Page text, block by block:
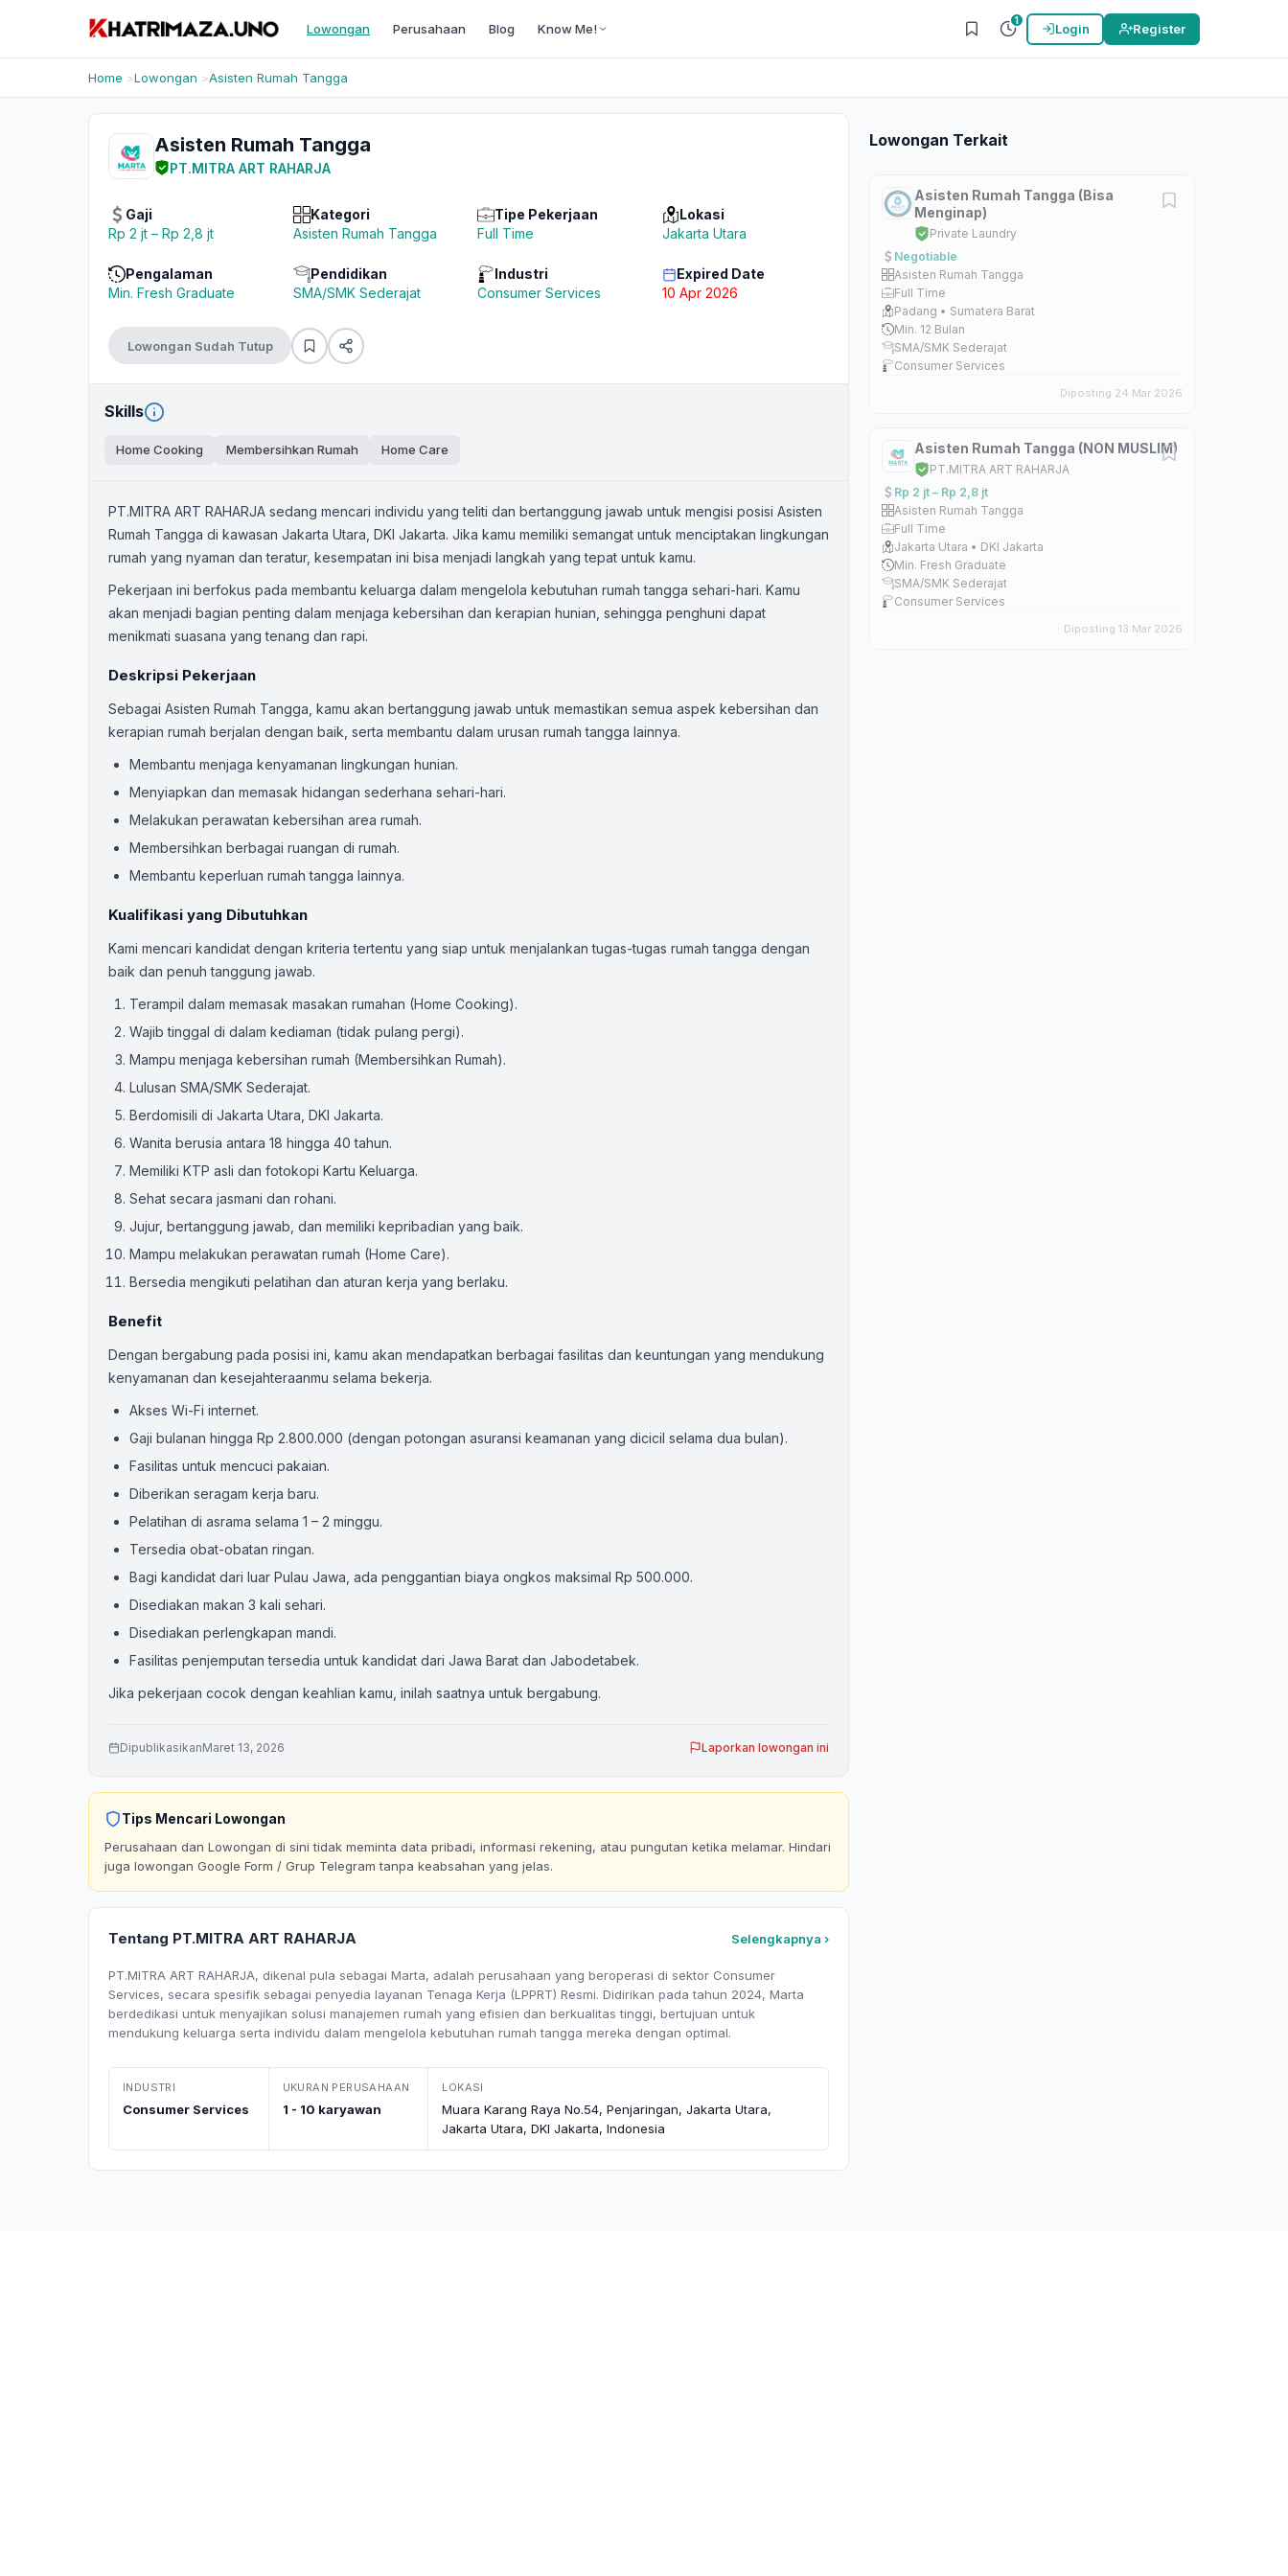
Lowongan Perusahaan Blog Know Me!
1
Login Register
Home Lowongan Asisten Rumah Tangga
Asisten Rumah Tangga
PT.MITRA ART RAHARJA
Gaji
Rp 2 jt – Rp 2,8 jt
Kategori
Asisten Rumah Tangga
Tipe Pekerjaan
Full Time
Lokasi
Jakarta Utara
Pengalaman
Min. Fresh Graduate
Pendidikan
SMA/SMK Sederajat
Industri
Consumer Services
Expired Date
10 Apr 2026
Lowongan Sudah Tutup
Skills
Home Cooking Membersihkan Rumah Home Care
PT.MITRA ART RAHARJA sedang mencari individu yang teliti dan bertanggung jawab untuk mengisi posisi Asisten
Rumah Tangga di kawasan Jakarta Utara, DKI Jakarta. Jika kamu memiliki semangat untuk menciptakan lingkungan
rumah yang nyaman dan teratur, kesempatan ini bisa menjadi langkah yang tepat untuk kamu.
Pekerjaan ini berfokus pada membantu keluarga dalam mengelola kebutuhan rumah tangga sehari-hari. Kamu
akan menjadi bagian penting dalam menjaga kebersihan dan kerapian hunian, sehingga penghuni dapat
menikmati suasana yang tenang dan rapi.
Deskripsi Pekerjaan
Sebagai Asisten Rumah Tangga, kamu akan bertanggung jawab untuk memastikan semua aspek kebersihan dan
kerapian rumah berjalan dengan baik, serta membantu dalam urusan rumah tangga lainnya.
Membantu menjaga kenyamanan lingkungan hunian.
Menyiapkan dan memasak hidangan sederhana sehari-hari.
Melakukan perawatan kebersihan area rumah.
Membersihkan berbagai ruangan di rumah.
Membantu keperluan rumah tangga lainnya.
Kualifikasi yang Dibutuhkan
Kami mencari kandidat dengan kriteria tertentu yang siap untuk menjalankan tugas-tugas rumah tangga dengan
baik dan penuh tanggung jawab.
Terampil dalam memasak masakan rumahan (Home Cooking).
Wajib tinggal di dalam kediaman (tidak pulang pergi).
Mampu menjaga kebersihan rumah (Membersihkan Rumah).
Lulusan SMA/SMK Sederajat.
Berdomisili di Jakarta Utara, DKI Jakarta.
Wanita berusia antara 18 hingga 40 tahun.
Memiliki KTP asli dan fotokopi Kartu Keluarga.
Sehat secara jasmani dan rohani.
Jujur, bertanggung jawab, dan memiliki kepribadian yang baik.
Mampu melakukan perawatan rumah (Home Care).
Bersedia mengikuti pelatihan dan aturan kerja yang berlaku.
Benefit
Dengan bergabung pada posisi ini, kamu akan mendapatkan berbagai fasilitas dan keuntungan yang mendukung
kenyamanan dan kesejahteraanmu selama bekerja.
Akses Wi-Fi internet.
Gaji bulanan hingga Rp 2.800.000 (dengan potongan asuransi keamanan yang dicicil selama dua bulan).
Fasilitas untuk mencuci pakaian.
Diberikan seragam kerja baru.
Pelatihan di asrama selama 1 – 2 minggu.
Tersedia obat-obatan ringan.
Bagi kandidat dari luar Pulau Jawa, ada penggantian biaya ongkos maksimal Rp 500.000.
Disediakan makan 3 kali sehari.
Disediakan perlengkapan mandi.
Fasilitas penjemputan tersedia untuk kandidat dari Jawa Barat dan Jabodetabek.
Jika pekerjaan cocok dengan keahlian kamu, inilah saatnya untuk bergabung.
DipublikasikanMaret 13, 2026 Laporkan lowongan ini
Tips Mencari Lowongan
Perusahaan dan Lowongan di sini tidak meminta data pribadi, informasi rekening, atau pungutan ketika melamar. Hindari
juga lowongan Google Form / Grup Telegram tanpa keabsahan yang jelas.
Tentang PT.MITRA ART RAHARJA Selengkapnya ›
PT.MITRA ART RAHARJA, dikenal pula sebagai Marta, adalah perusahaan yang beroperasi di sektor Consumer
Services, secara spesifik sebagai penyedia layanan Tenaga Kerja (LPPRT) Resmi. Didirikan pada tahun 2024, Marta
berdedikasi untuk menyajikan solusi manajemen rumah yang efisien dan berkualitas tinggi, bertujuan untuk
mendukung keluarga serta individu dalam mengelola kebutuhan rumah tangga mereka dengan optimal.
INDUSTRI
Consumer Services
UKURAN PERUSAHAAN
1 - 10 karyawan
LOKASI
Muara Karang Raya No.54, Penjaringan, Jakarta Utara,
Jakarta Utara, DKI Jakarta, Indonesia
Lowongan Terkait
Asisten Rumah Tangga (Bisa
Menginap)
Private Laundry
Negotiable
Asisten Rumah Tangga
Full Time
Padang • Sumatera Barat
Min. 12 Bulan
SMA/SMK Sederajat
Consumer Services
Diposting 24 Mar 2026
Asisten Rumah Tangga (NON MUSLIM)
PT.MITRA ART RAHARJA
Rp 2 jt – Rp 2,8 jt
Asisten Rumah Tangga
Full Time
Jakarta Utara • DKI Jakarta
Min. Fresh Graduate
SMA/SMK Sederajat
Consumer Services
Diposting 13 Mar 2026